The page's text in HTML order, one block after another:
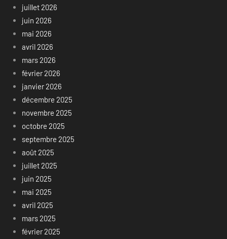
juillet 2026
juin 2026
mai 2026
avril 2026
mars 2026
février 2026
janvier 2026
décembre 2025
novembre 2025
octobre 2025
septembre 2025
août 2025
juillet 2025
juin 2025
mai 2025
avril 2025
mars 2025
février 2025